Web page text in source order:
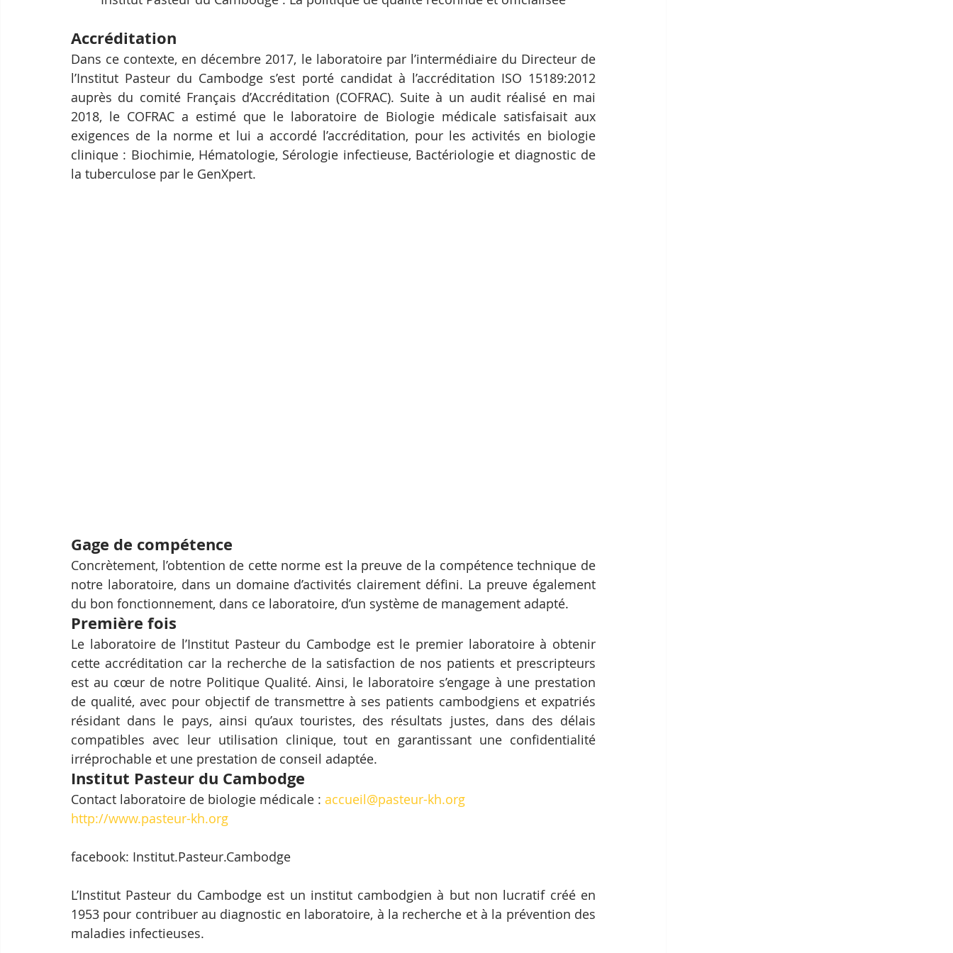
Accréditation
Dans ce contexte, en décembre 2017, le laboratoire par l’intermédiaire du Directeur de
l’Institut Pasteur du Cambodge s’est porté candidat à l’accréditation ISO 15189:2012
auprès du comité Français d’Accréditation (COFRAC). Suite à un audit réalisé en mai
2018, le COFRAC a estimé que le laboratoire de Biologie médicale satisfaisait aux
exigences de la norme et lui a accordé l’accréditation, pour les activités en biologie
clinique : Biochimie, Hématologie, Sérologie infectieuse, Bactériologie et diagnostic de
la tuberculose par le GenXpert.
Gage de compétence
Concrètement, l’obtention de cette norme est la preuve de la compétence technique de
notre laboratoire, dans un domaine d’activités clairement défini. La preuve également
du bon fonctionnement, dans ce laboratoire, d’un système de management adapté.
Première fois
Le laboratoire de l’Institut Pasteur du Cambodge est le premier laboratoire à obtenir
cette accréditation car la recherche de la satisfaction de nos patients et prescripteurs
est au cœur de notre Politique Qualité. Ainsi, le laboratoire s’engage à une prestation
de qualité, avec pour objectif de transmettre à ses patients cambodgiens et expatriés
résidant dans le pays, ainsi qu’aux touristes, des résultats justes, dans des délais
compatibles avec leur utilisation clinique, tout en garantissant une confidentialité
irréprochable et une prestation de conseil adaptée.
Institut Pasteur du Cambodge
Contact laboratoire de biologie médicale : accueil@pasteur-kh.org
http://www.pasteur-kh.org
facebook: Institut.Pasteur.Cambodge
L’Institut Pasteur du Cambodge est un institut cambodgien à but non lucratif créé en
1953 pour contribuer au diagnostic en laboratoire, à la recherche et à la prévention des
maladies infectieuses.